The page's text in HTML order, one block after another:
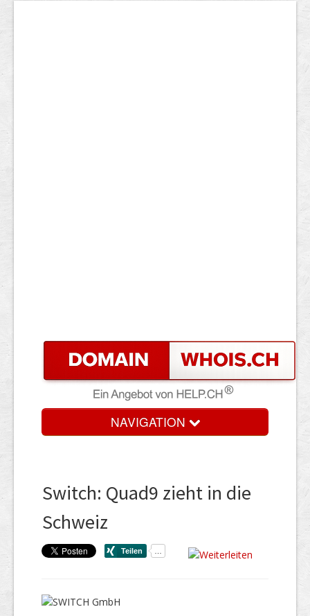
NAVIGATION
Switch: Quad9 zieht in die
Schweiz